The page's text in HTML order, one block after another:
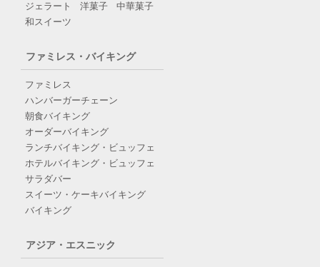
ジェラート
洋菓子
中華菓子
和スイーツ
ファミレス・バイキング
ファミレス
ハンバーガーチェーン
朝食バイキング
オーダーバイキング
ランチバイキング・ビュッフェ
ホテルバイキング・ビュッフェ
サラダバー
スイーツ・ケーキバイキング
バイキング
アジア・エスニック